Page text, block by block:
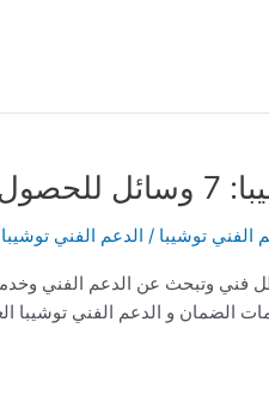
توشيبا
الفني توشيبا / الدعم الفني توشيبا
فني وتبحث عن الدعم الفني
الضمان و الدعم الفني توشيبا